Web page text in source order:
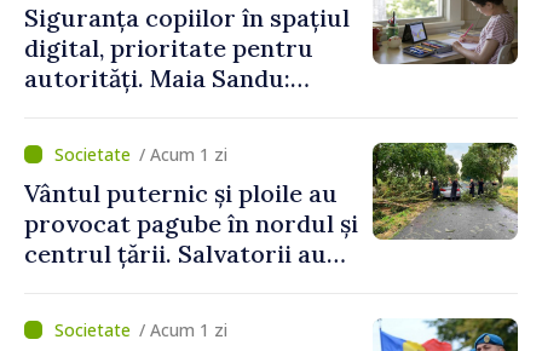
Siguranța copiilor în spațiul
digital, prioritate pentru
autorități. Maia Sandu:
mecanisme care să-i
protejeze”/ Acum 1 zi
Vântul puternic și ploile au
provocat pagube în nordul și
centrul țării. Salvatorii au
/ Acum 1 zi